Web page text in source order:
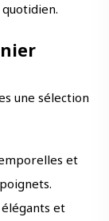
quotidien.
une sélection
et
et